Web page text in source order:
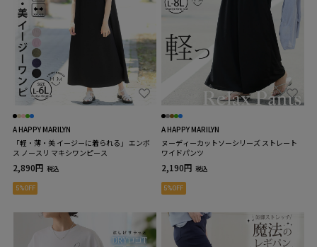
A HAPPY MARILYN
「軽・薄・美 イージーに着られる」 エンボ
ス ノースリ マキシワンピース
2,890円 税込
5%OFF
A HAPPY MARILYN
ヌーディーカットソーシリーズ ストレート
ワイドパンツ
2,190円 税込
5%OFF